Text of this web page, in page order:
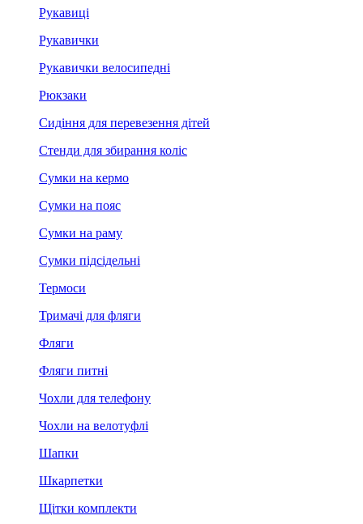
Рукавиці
Рукавички
Рукавички велосипедні
Рюкзаки
Сидіння для перевезення дітей
Стенди для збирання коліс
Сумки на кермо
Сумки на пояс
Сумки на раму
Сумки підсідельні
Термоси
Тримачі для фляги
Фляги
Фляги питні
Чохли для телефону
Чохли на велотуфлі
Шапки
Шкарпетки
Щітки комплекти